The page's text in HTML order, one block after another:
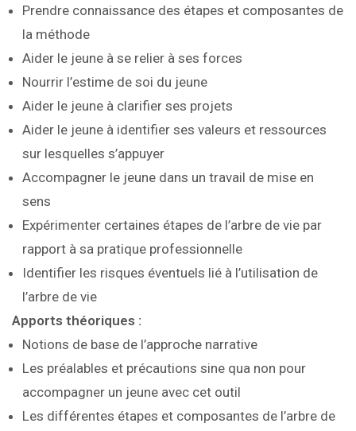
Prendre connaissance des étapes et composantes de
la méthode
Aider le jeune à se relier à ses forces
Nourrir l’estime de soi du jeune
Aider le jeune à clarifier ses projets
Aider le jeune à identifier ses valeurs et ressources
sur lesquelles s’appuyer
Accompagner le jeune dans un travail de mise en
sens
Expérimenter certaines étapes de l’arbre de vie par
rapport à sa pratique professionnelle
Identifier les risques éventuels lié à l’utilisation de
l’arbre de vie
Apports théoriques :
Notions de base de l’approche narrative
Les préalables et précautions sine qua non pour
accompagner un jeune avec cet outil
Les différentes étapes et composantes de l’arbre de